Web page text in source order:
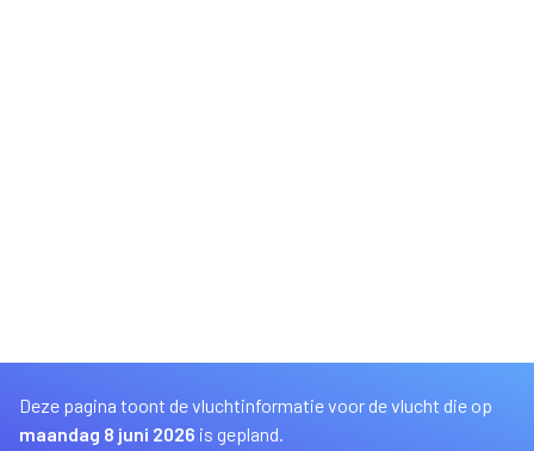
Deze pagina toont de vluchtinformatie voor de vlucht die op
maandag 8 juni 2026 is gepland.